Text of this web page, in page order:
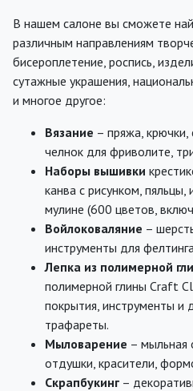
В нашем салоне вы сможете
различным направлениям
бисероплетение, роспись,
сутажные украшения,
и многое другое:
Вязание – пряжа,
челнок для фриволите,
Наборы вышивки
канва с рисунком,
мулине (600 цветов,
Войлоковаляние –
инструменты для
Лепка из полимерной
полимерной глины Craft
покрытия, инструменты и
трафареты.
Мыловарение – мыльная
отдушки, красители,
Скрапбукинг –